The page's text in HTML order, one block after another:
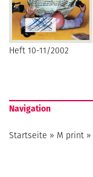
Heft 10-11/2002
Navigation
Startseite » M print »